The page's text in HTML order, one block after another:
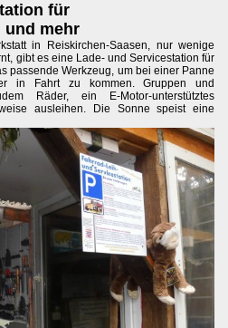
für
und mehr
in Reiskirchen-Saasen, nur wenige
gibt es eine Lade- und Servicestation für
passende Werkzeug, um bei einer Panne
in Fahrt zu kommen. Gruppen und
Räder, ein E-Motor-unterstütztes
ausleihen. Die Sonne speist eine